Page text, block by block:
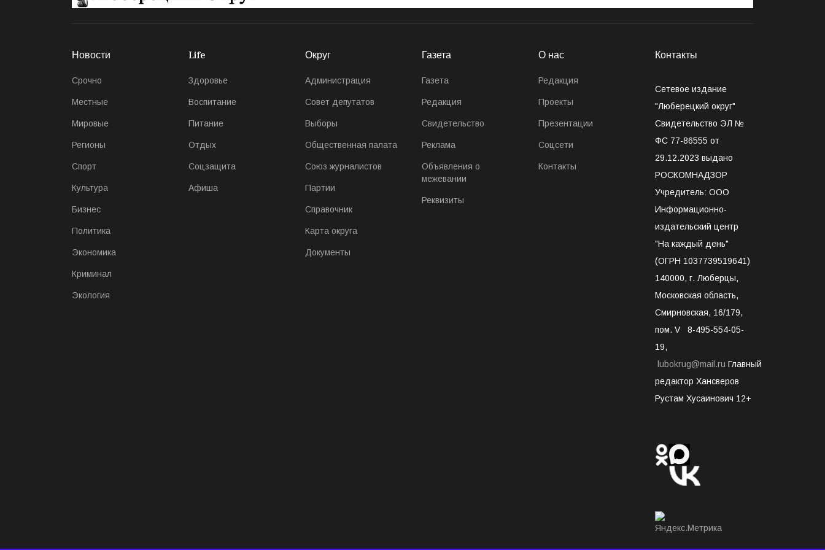
Новости
Срочно
Местные
Мировые
Регионы
Спорт
Культура
Бизнес
Политика
Экономика
Криминал
Экология
Life
Здоровье
Воспитание
Питание
Отдых
Соцзащита
Афиша
Округ
Администрация
Совет депутатов
Выборы
Общественная палата
Союз журналистов
Партии
Справочник
Карта округа
Документы
Газета
Газета
Редакция
Свидетельство
Реклама
Объявления о
межевании
Реквизиты
О нас
Редакция
Проекты
Презентации
Соцсети
Контакты
Контакты
Сетевое издание
"Люберецкий округ"
Свидетельство ЭЛ №
ФС 77-86555 от
29.12.2023 выдано
РОСКОМНАДЗОР
Учредитель: ООО
Информационно-
издательский центр
"На каждый день"
(ОГРН 1037739519641)
140000, г. Люберцы,
Московская область,
Смирновская, 16/179,
пом. V 8-495-554-05-
19,
lubokrug@mail.ru Главный
редактор Хансверов
Рустам Хусаинович 12+